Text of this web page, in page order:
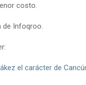
costo.
de Infoqroo.
el carácter de